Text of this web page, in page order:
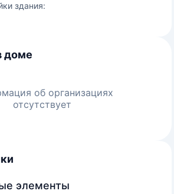
здания:
доме
об организациях
отсутствует
элементы